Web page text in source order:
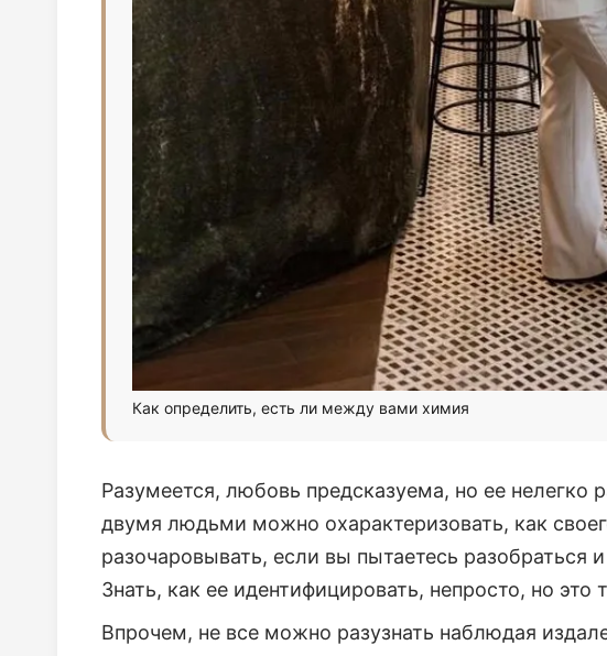
Как определить, есть ли между вами химия
Разумеется, любовь предсказуема, но ее
двумя людьми можно охарактеризовать, как
разочаровывать, если вы пытаетесь разобраться
Знать, как ее идентифицировать, непросто, но
Впрочем, не все можно разузнать наблюдая